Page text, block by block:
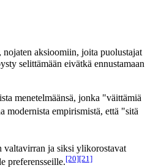
nojaten aksioomiin, joita puolustajat
selittämään eivätkä ennustamaan
menetelmäänsä, jonka "väittämiä
empirismistä, että "sitä
valtavirran ja siksi ylikorostavat
preferensseille.[20][21]